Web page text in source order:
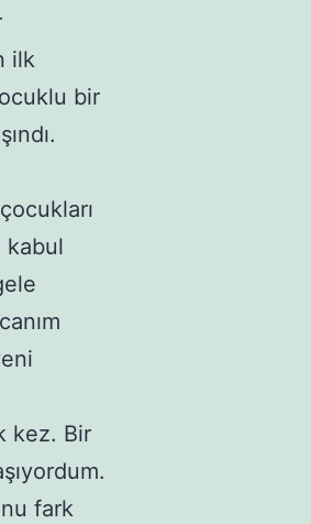
ilk
bir
kabul
kez. Bir
fark